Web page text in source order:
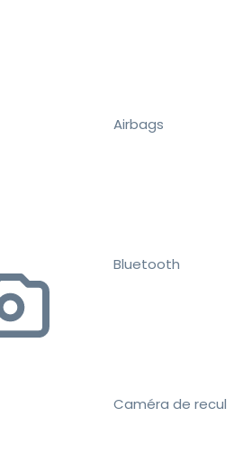
Airbags
Bluetooth
Caméra de recul